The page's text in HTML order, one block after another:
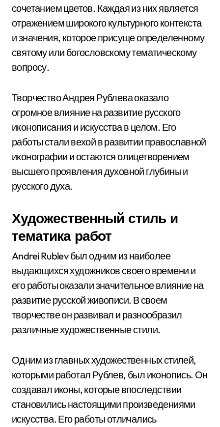
сочетанием цветов. Каждая из них является
отражением широкого культурного контекста
и значения, которое присуще определенному
святому или богословскому тематическому
вопросу.
Творчество Андрея Рублева оказало
огромное влияние на развитие русского
иконописания и искусства в целом. Его
работы стали вехой в развитии православной
иконографии и остаются олицетворением
высшего проявления духовной глубины и
русского духа.
Художественный стиль и
тематика работ
Andrei Rublev был одним из наиболее
выдающихся художников своего времени и
его работы оказали значительное влияние на
развитие русской живописи. В своем
творчестве он развивал и разнообразил
различные художественные стили.
Одним из главных художественных стилей,
которыми работал Рублев, был иконопись. Он
создавал иконы, которые впоследствии
становились настоящими произведениями
искусства. Его работы отличались